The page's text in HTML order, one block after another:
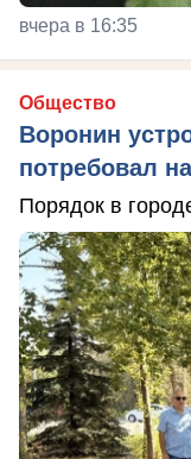
вчера в 16:35
Общество
Воронин
потребовал
Порядок в